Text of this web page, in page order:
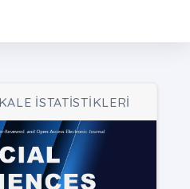
İSTATİSTİKLERİ